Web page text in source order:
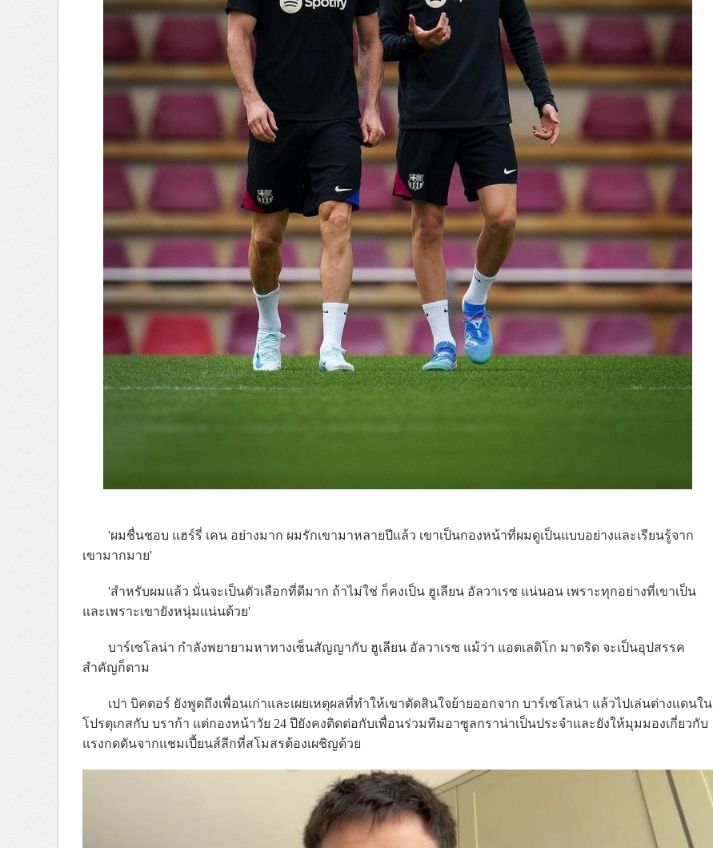
'ผมชื่นชอบ แฮร์รี่ เคน อย่างมาก ผมรักเขามาหลายปีแล้ว เขาเป็นกองหน้าที่ผมดูเป็นแบบอย่างและเรียนรู้จาก
เขามากมาย'
'สำหรับผมแล้ว นั่นจะเป็นตัวเลือกที่ดีมาก ถ้าไม่ใช่ ก็คงเป็น ฮูเลียน อัลวาเรซ แน่นอน เพราะทุกอย่างที่เขาเป็น
และเพราะเขายังหนุ่มแน่นด้วย'
บาร์เซโลน่า กำลังพยายามหาทางเซ็นสัญญากับ ฮูเลียน อัลวาเรซ แม้ว่า แอตเลติโก มาดริด จะเป็นอุปสรรค
สำคัญก็ตาม
เปา บิคตอร์ ยังพูดถึงเพื่อนเก่าและเผยเหตุผลที่ทำให้เขาตัดสินใจย้ายออกจาก บาร์เซโลน่า แล้วไปเล่นต่างแดนใน
โปรตุเกสกับ บราก้า แต่กองหน้าวัย 24 ปียังคงติดต่อกับเพื่อนร่วมทีมอาซูลกราน่าเป็นประจำและยังให้มุมมองเกี่ยวกับ
แรงกดดันจากแชมเปี้ยนส์ลีกที่สโมสรต้องเผชิญด้วย